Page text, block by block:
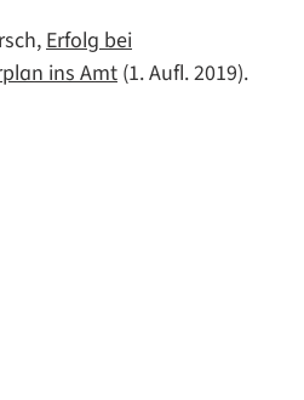
Erfolg bei
ins Amt (1. Aufl. 2019).